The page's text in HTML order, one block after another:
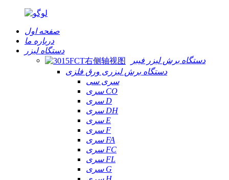
صفحه اول
درباره ما
دستگاه لیزر
دستگاه برش لیزر فیبر
دستگاه برش لیزری ورق فلزی
سری سی
سری CO
سری D
سری DH
سری E
سری F
سری FA
سری FC
سری FL
سری G